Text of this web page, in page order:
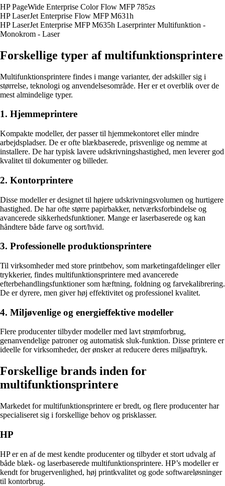
HP PageWide Enterprise Color Flow MFP 785zs
HP LaserJet Enterprise Flow MFP M631h
HP LaserJet Enterprise MFP M635h Laserprinter Multifunktion -
Monokrom - Laser
Forskellige typer af multifunktionsprintere
Multifunktionsprintere findes i mange varianter, der adskiller sig i
størrelse, teknologi og anvendelsesområde. Her er et overblik over de
mest almindelige typer.
1. Hjemmeprintere
Kompakte modeller, der passer til hjemmekontoret eller mindre
arbejdspladser. De er ofte blækbaserede, prisvenlige og nemme at
installere. De har typisk lavere udskrivningshastighed, men leverer god
kvalitet til dokumenter og billeder.
2. Kontorprintere
Disse modeller er designet til højere udskrivningsvolumen og hurtigere
hastighed. De har ofte større papirbakker, netværksforbindelse og
avancerede sikkerhedsfunktioner. Mange er laserbaserede og kan
håndtere både farve og sort/hvid.
3. Professionelle produktionsprintere
Til virksomheder med store printbehov, som marketingafdelinger eller
trykkerier, findes multifunktionsprintere med avancerede
efterbehandlingsfunktioner som hæftning, foldning og farvekalibrering.
De er dyrere, men giver høj effektivitet og professionel kvalitet.
4. Miljøvenlige og energieffektive modeller
Flere producenter tilbyder modeller med lavt strømforbrug,
genanvendelige patroner og automatisk sluk-funktion. Disse printere er
ideelle for virksomheder, der ønsker at reducere deres miljøaftryk.
Forskellige brands inden for
multifunktionsprintere
Markedet for multifunktionsprintere er bredt, og flere producenter har
specialiseret sig i forskellige behov og prisklasser.
HP
HP er en af de mest kendte producenter og tilbyder et stort udvalg af
både blæk- og laserbaserede multifunktionsprintere. HP’s modeller er
kendt for brugervenlighed, høj printkvalitet og gode softwareløsninger
til kontorbrug.